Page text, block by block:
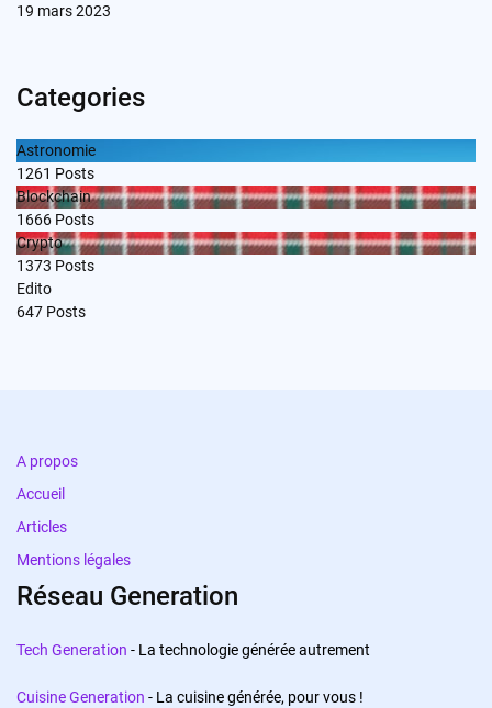
19 mars 2023
Categories
Astronomie
1261 Posts
Blockchain
1666 Posts
Crypto
1373 Posts
Edito
647 Posts
A propos
Accueil
Articles
Mentions légales
Réseau Generation
Tech Generation - La technologie générée autrement
Cuisine Generation - La cuisine générée, pour vous !